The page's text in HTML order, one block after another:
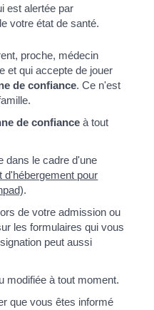
est alertée par
votre état de santé.
proche, médecin
et qui accepte de jouer
de confiance. Ce n'est
de confiance à tout
dans le cadre d'une
d'hébergement pour
.
de votre admission ou
les formulaires qui vous
peut aussi
modifiée à tout moment.
que vous êtes informé